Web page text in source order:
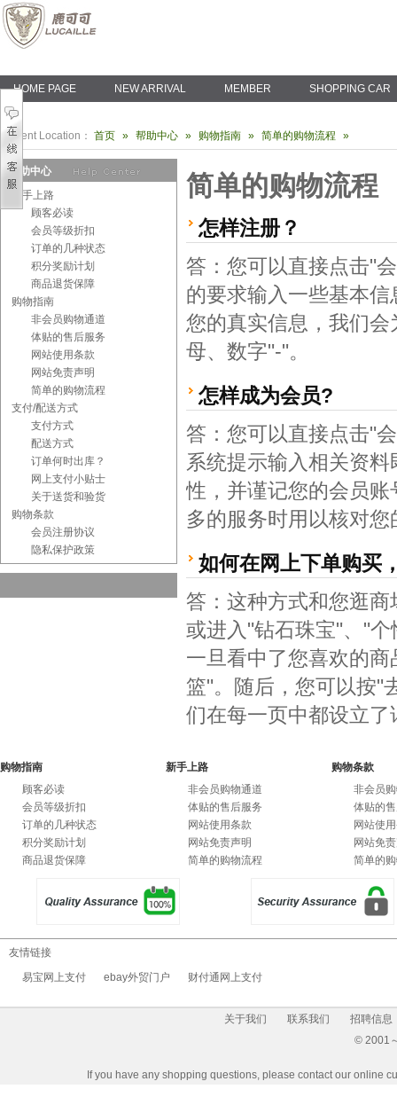
HOME PAGE NEW ARRIVAL MEMBER SHOPPING CAR
Current Location： 首页 » 帮助中心 » 购物指南 » 简单的购物流程 »
帮助中心
新手上路
顾客必读
会员等级折扣
订单的几种状态
积分奖励计划
商品退货保障
购物指南
非会员购物通道
体贴的售后服务
网站使用条款
网站免责声明
简单的购物流程
支付/配送方式
支付方式
配送方式
订单何时出库？
网上支付小贴士
关于送货和验货
购物条款
会员注册协议
隐私保护政策
简单的购物流程
怎样注册？
答：您可以直接点击"
的要求输入一些基本
您的真实信息，我们
母、数字"-"。
怎样成为会员?
答：您可以直接点击"
系统提示输入相关资
性，并谨记您的会员
多的服务时用以核对您
如何在网上下单购买
答：这种方式和您逛
或进入"钻石珠宝"、"
一旦看中了您喜欢的
篮"。随后，您可以按"
们在每一页中都设立
购物指南
顾客必读
会员等级折扣
订单的几种状态
积分奖励计划
商品退货保障
新手上路
非会员购物通道
体贴的售后服务
网站使用条款
网站免责声明
简单的购物流程
购物条款
非会员
体贴的
网站使
网站免
简单的
友情链接
易宝网上支付
ebay外贸门户 财付通网上支付
关于我们 联系我们
招聘信息
© 2001
If you have any shopping questions, please contact our online